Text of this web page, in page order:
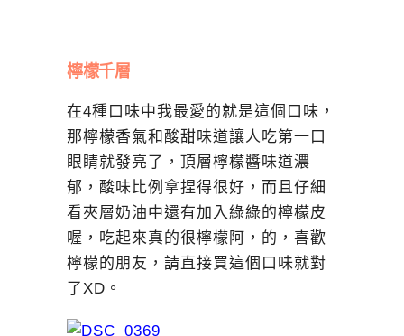
檸檬千層
在4種口味中我最愛的就是這個口味，
那檸檬香氣和酸甜味道讓人吃第一口
眼睛就發亮了，頂層檸檬醬味道濃
郁，酸味比例拿捏得很好，而且仔細
看夾層奶油中還有加入綠綠的檸檬皮
喔，吃起來真的很檸檬阿，的，喜歡
檸檬的朋友，請直接買這個口味就對
了XD。